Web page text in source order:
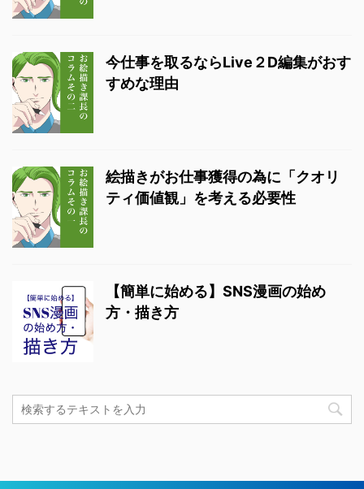
今仕事を取るならLive２D編集がおす
すめな理由
絵描きがお仕事獲得の為に「クオリ
ティ価値観」を考える必要性
【簡単に始める】SNS漫画の始め
方・描き方